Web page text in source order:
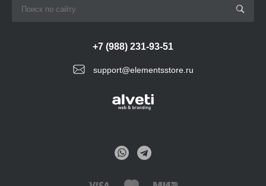
support@elementsstore.ru
+7 (988) 231-93-51